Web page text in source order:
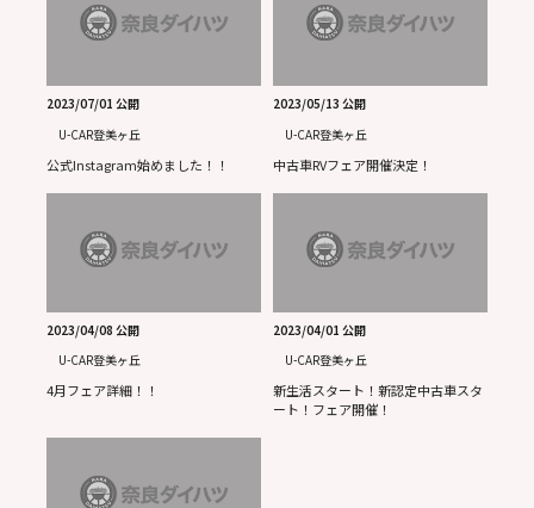
2023/07/01 公開
U-CAR登美ヶ丘
公式Instagram始めました！！
2023/05/13 公開
U-CAR登美ヶ丘
中古車RVフェア開催決定！
2023/04/08 公開
U-CAR登美ヶ丘
4月フェア詳細！！
2023/04/01 公開
U-CAR登美ヶ丘
新生活スタート！新認定中古車スタ
ート！フェア開催！